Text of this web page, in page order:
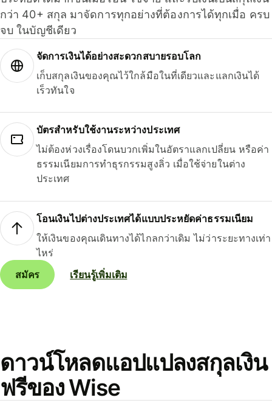
กว่า 40+ สกุล มาจัดการทุกอย่างที่ต้องการได้ทุกเมื่อ ครบ
จบ ในบัญชีเดียว
จัดการเงินได้อย่างสะดวกสบายรอบโลก
เก็บสกุลเงินของคุณไว้ใกล้มือในที่เดียวและแลกเงินได้
เร็วทันใจ
บัตรสำหรับใช้งานระหว่างประเทศ
ไม่ต้องห่วงเรื่องโดนบวกเพิ่มในอัตราแลกเปลี่ยน หรือค่า
ธรรมเนียมการทำธุรกรรมสูงลิ่ว เมื่อใช้จ่ายในต่าง
ประเทศ
โอนเงินไปต่างประเทศได้แบบประหยัดค่าธรรมเนียม
ให้เงินของคุณเดินทางได้ไกลกว่าเดิม ไม่ว่าระยะทางเท่า
ไหร่
สมัคร
เรียนรู้เพิ่มเติม
ดาวน์โหลดแอปแปลงสกุลเงิน
ฟรีของ Wise